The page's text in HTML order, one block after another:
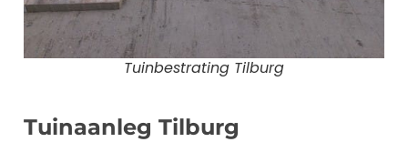
Tuinbestrating Tilburg
Tuinaanleg Tilburg